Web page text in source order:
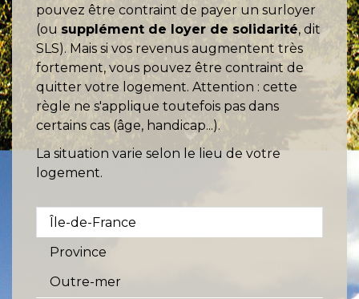
pouvez être contraint de payer un surloyer
(ou supplément de loyer de solidarité, dit
SLS). Mais si vos revenus augmentent très
fortement, vous pouvez être contraint de
quitter votre logement. Attention : cette
règle ne s'applique toutefois pas dans
certains cas (âge, handicap...).
La situation varie selon le lieu de votre
logement.
Île-de-France
Province
Outre-mer